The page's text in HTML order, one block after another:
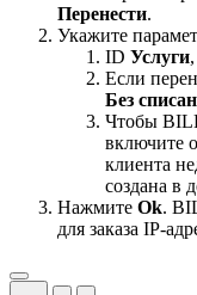
Перенести.
Укажите
ID Услуги
Если
Без
Чтобы
включите
клиента
создана в
Нажмите Ok.
для заказа IP-